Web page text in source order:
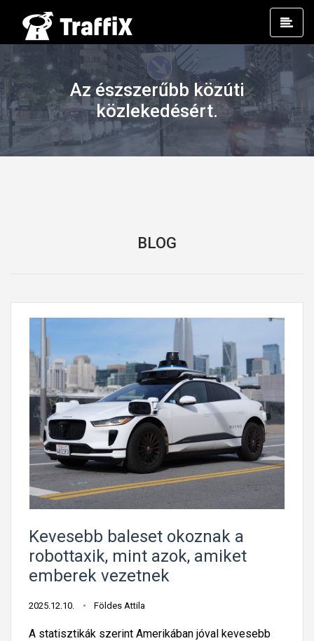
Az észszerűbb közúti
közlekedésért.
BLOG
Kevesebb baleset okoznak a
robottaxik, mint azok, amiket
emberek vezetnek
2025.12.10. Földes Attila
A statisztikák szerint Amerikában jóval kevesebb